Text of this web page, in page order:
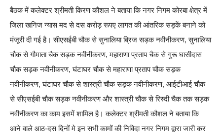
बैठक में कलेक्टर श्रीमती किरण कौशल ने बताया कि नगर निगम कोरबा क्षेत्र में
जिला खनिज न्यास मद से दस करोड़ रूपए लागत की आंतरिक सड़कें बनाने को
मंजूरी दी गई है। सीएसईबी चौक से सुनालिया ब्रिज सड़क नवीनीकरण, सुनालिया
चौक से गौमाता चैक सड़क नवीनीकरण, महाराणा प्रताप चैक से गुरू घासीदास
चौक सड़क नवीनीकरण, घंटाघर चौक से महाराणा प्रताप चौक सड़क
नवीनीकरण, घंटाघर चौक से शास्त्री चौक सड़क नवीनीकरण, आईटीआई चौक
से सीएसईबी चौक सड़क नवीनीकरण और शास्त्री चौक से रिस्दी चैक तक सड़क
नवीनीकरण का काम इसमें शामिल है। कलेक्टर श्रीमती कौशल ने बताया कि
आने वाले आठ-दस दिनों मे इन सभी कामों की निविदा नगर निगम द्वारा जारी कर